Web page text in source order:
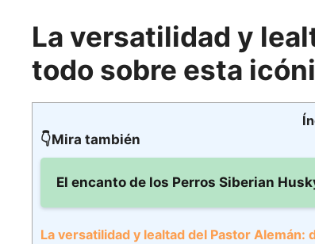
La versatilidad y
todo sobre esta
👇Mira también
El encanto de los Perros Siberian
La versatilidad y lealtad del Pastor